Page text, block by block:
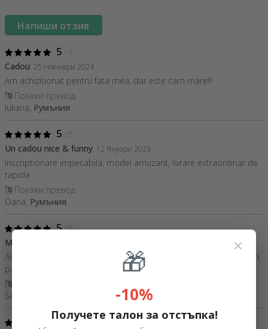
Напиши отзив
5 / 5
Cadou 25 Ноември 2024
Am achiziționat pentru fata mea, dar este cam mare!!!
Покажи превод
Iuliana, Румъния
5 / 5
Un cadou nice & funny 12 Януари 2023
Inscriptionare impecabila, model amuzant, livrare extraordinar de
rapida
Покажи превод
Oana, Румъния
5/ 5
Manusa de calitate .
Asa cum este specificat pot aparea zone mici albe la printare. Din
pacate doar 9,5 din 10.
Sorin,
5
×
🎁
-10%
Получете талон за отстъпка!